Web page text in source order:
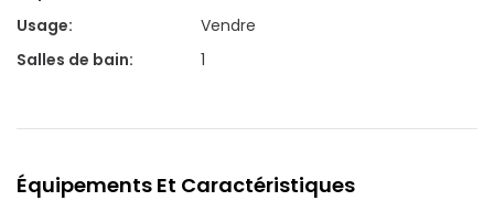
Usage:
Vendre
Salles de bain: 1
Équipements Et Caractéristiques